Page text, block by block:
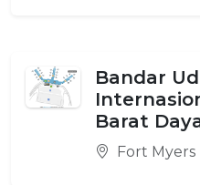
Bandar
Barat
Fort Myers